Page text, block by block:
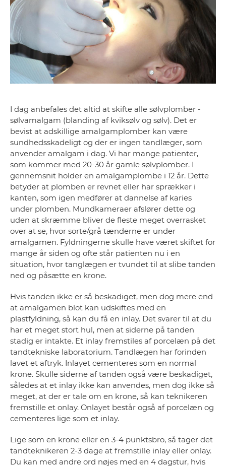
I dag anbefales det altid at skifte alle sølvplomber -
sølvamalgam (blanding af kviksølv og sølv). Det er
bevist at adskillige amalgamplomber kan være
sundhedsskadeligt og der er ingen tandlæger, som
anvender amalgam i dag. Vi har mange patienter,
som kommer med 20-30 år gamle sølvplomber. I
gennemsnit holder en amalgamplombe i 12 år. Dette
betyder at plomben er revnet eller har sprækker i
kanten, som igen medfører at dannelse af karies
under plomben. Mundkameraer afslører dette og
uden at skræmme bliver de fleste meget overrasket
over at se, hvor sorte/grå tænderne er under
amalgamen. Fyldningerne skulle have været skiftet for
mange år siden og ofte står patienten nu i en
situation, hvor tanglægen er tvundet til at slibe tanden
ned og påsætte en krone.
Hvis tanden ikke er så beskadiget, men dog mere end
at amalgamen blot kan udskiftes med en
plastfyldning, så kan du få en inlay. Det svarer til at du
har et meget stort hul, men at siderne på tanden
stadig er intakte. Et inlay fremstiles af porcelæn på det
tandtekniske laboratorium. Tandlægen har forinden
lavet et aftryk. Inlayet cementeres som en normal
krone. Skulle siderne af tanden også være beskadiget,
således at et inlay ikke kan anvendes, men dog ikke så
meget, at der er tale om en krone, så kan teknikeren
fremstille et onlay. Onlayet består også af porcelæn og
cementeres lige som et inlay.
Lige som en krone eller en 3-4 punktsbro, så tager det
tandteknikeren 2-3 dage at fremstille inlay eller onlay.
Du kan med andre ord nøjes med en 4 dagstur, hvis